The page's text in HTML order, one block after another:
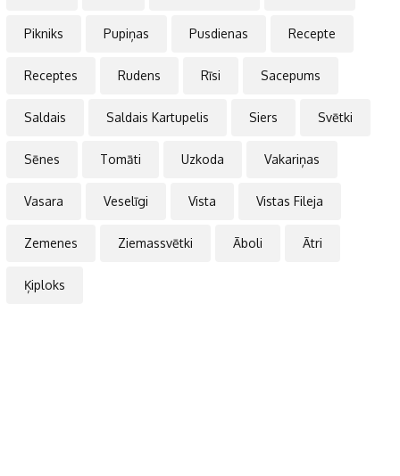
Pikniks Pupiņas Pusdienas Recepte
Receptes Rudens Rīsi Sacepums
Saldais Saldais Kartupelis Siers Svētki
Sēnes Tomāti Uzkoda Vakariņas
Vasara Veselīgi Vista Vistas Fileja
Zemenes Ziemassvētki Āboli Ātri
Ķiploks